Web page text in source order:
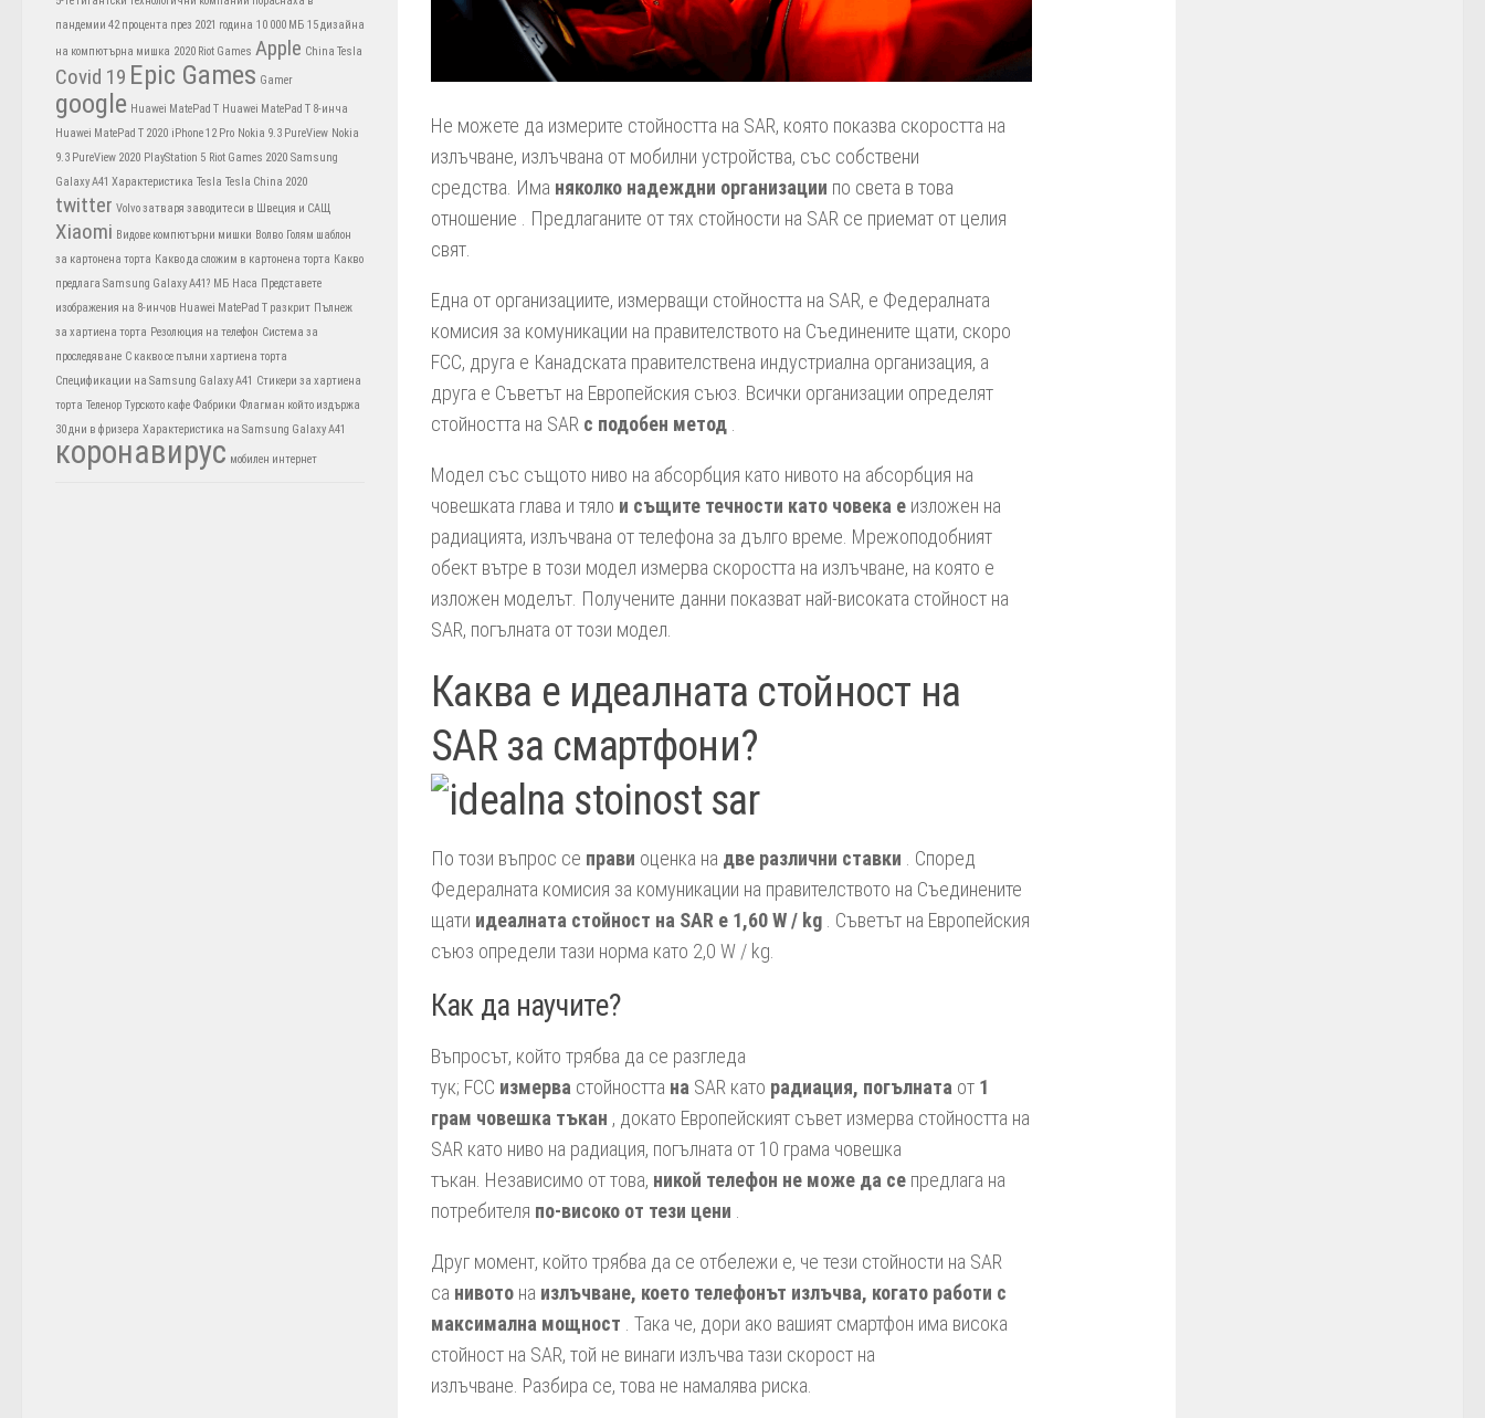
Не можете да измерите стойността на SAR, която показва скоростта на
излъчване, излъчвана от мобилни устройства, със собствени
средства. Има няколко надеждни организации по света в това
отношение . Предлаганите от тях стойности на SAR се приемат от целия
свят.
Една от организациите, измерващи стойността на SAR, е Федералната
комисия за комуникации на правителството на Съединените щати, скоро
FCC, друга е Канадската правителствена индустриална организация, а
друга е Съветът на Европейския съюз. Всички организации определят
стойността на SAR с подобен метод
Модел със същото ниво на абсорбция като нивото на абсорбция на
човешката глава и тяло и същите течности като човека е изложен на
радиацията, излъчвана от телефона за дълго време. Мрежоподобният
обект вътре в този модел измерва скоростта на излъчване, на която е
изложен моделът. Получените данни показват най-високата стойност на
SAR, погълната от този модел.
Каква е идеалната стойност на
SAR за смартфони?
По този въпрос се прави оценка на две различни ставки . Според
Федералната комисия за комуникации на правителството на Съединените
щати идеалната стойност на SAR е 1,60 W / kg . Съветът на Европейския
съюз определи тази норма като 2,0 W / kg.
Как да научите?
Въпросът, който трябва да се разгледа
тук; FCC измерва стойността на SAR като радиация, погълната от 1
грам човешка тъкан , докато Европейският съвет измерва стойността на
SAR като ниво на радиация, погълната от 10 грама човешка
тъкан. Независимо от това, никой телефон не може да се предлага на
потребителя по-високо от тези цени
Друг момент, който трябва да се отбележи е, че тези стойности на SAR
са нивото на излъчване, което телефонът излъчва, когато работи с
максимална мощност . Така че, дори ако вашият смартфон има висока
стойност на SAR, той не винаги излъчва тази скорост на
излъчване. Разбира се, това не намалява риска.
пандемии 42 процента през 2021 година 10 000 МБ 15 дизайна
на компютърна мишка 2020 Riot Games Apple China Tesla
Covid 19 Epic Games Gamer
google Huawei MatePad T Huawei MatePad T 8-инча
Huawei MatePad T 2020 iPhone 12 Pro Nokia 9.3 PureView Nokia
9.3 PureView 2020 PlayStation 5 Riot Games 2020 Samsung
Galaxy A41 Характеристика Tesla Tesla China 2020
twitter Volvo затваря заводите си в Швеция и САЩ
Xiaomi Видове компютърни мишки Волво Голям шаблон
за картонена торта Какво да сложим в картонена торта Какво
предлага Samsung Galaxy A41? МБ Наса Представете
изображения на 8-инчов Huawei MatePad T разкрит Пълнеж
за хартиена торта Резолюция на телефон Система за
проследяване С какво се пълни хартиена торта
Спецификации на Samsung Galaxy A41 Стикери за хартиена
торта Теленор Турското кафе Фабрики Флагман който издържа
30 дни в фризера Характеристика на Samsung Galaxy A41
коронавирус мобилен интернет